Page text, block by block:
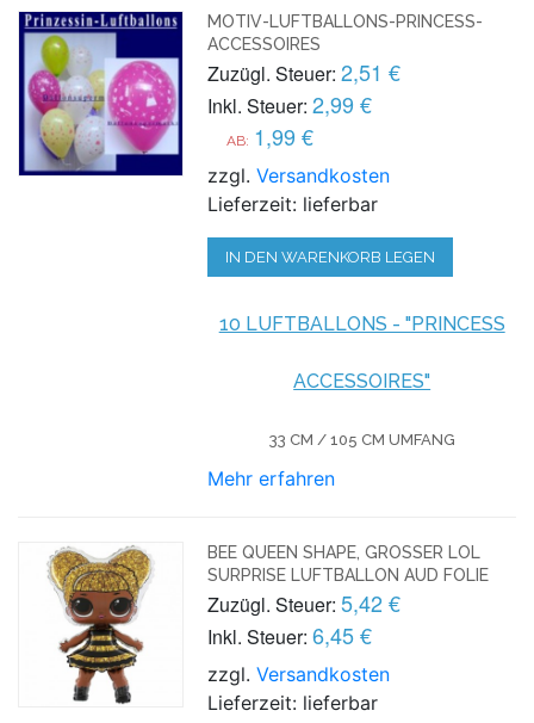
MOTIV-LUFTBALLONS-PRINCESS-
ACCESSOIRES
Zuzügl. Steuer: 2,51 €
Inkl. Steuer: 2,99 €
AB: 1,99 €
zzgl.Versandkosten
Lieferzeit: lieferbar
IN DEN WARENKORB LEGEN
10 LUFTBALLONS - "PRINCESS
ACCESSOIRES"
33 CM / 105 CM UMFANG
Mehr erfahren
BEE QUEEN SHAPE, GROSSER LOL S
URPRISE LUFTBALLON AUD FOLIE
Zuzügl. Steuer: 5,42 €
Inkl. Steuer: 6,45 €
zzgl.Versandkosten
Lieferzeit: lieferbar